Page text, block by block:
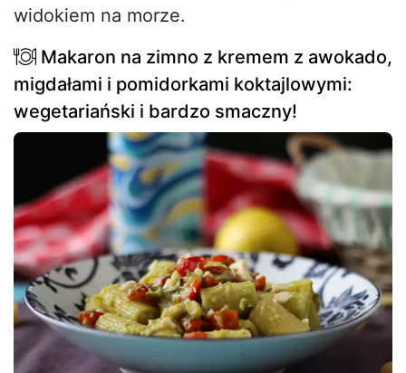
widokiem na morze.
Makaron na zimno z kremem z awokado,
migdałami i pomidorkami koktajlowymi:
wegetariański i bardzo smaczny!